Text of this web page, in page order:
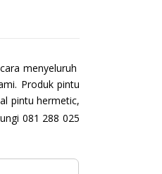
menyeluruh
Produk pintu
pintu hermetic,
081 288 025